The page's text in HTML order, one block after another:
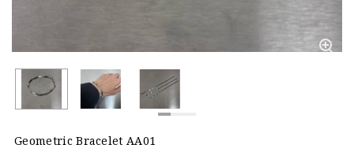
Geometric Bracelet AA01